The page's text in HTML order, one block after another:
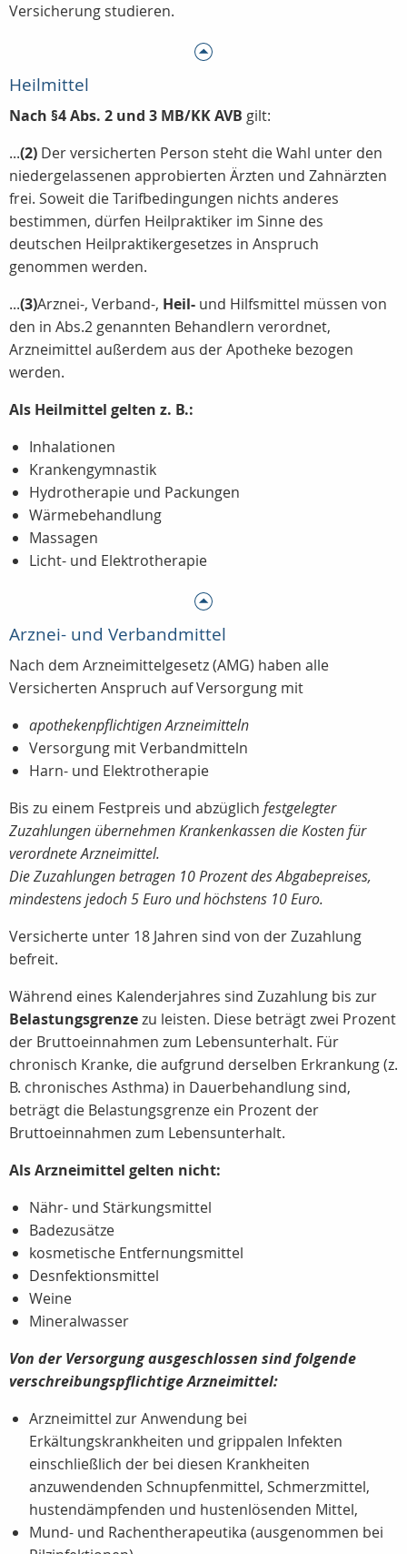
Versicherung studieren.
Heilmittel
Nach §4 Abs. 2 und 3 MB/KK AVB gilt:
...(2) Der versicherten Person steht die Wahl unter den
niedergelassenen approbierten Ärzten und Zahnärzten
frei. Soweit die Tarifbedingungen nichts anderes
bestimmen, dürfen Heilpraktiker im Sinne des
deutschen Heilpraktikergesetzes in Anspruch
genommen werden.
...(3)Arznei-, Verband-, Heil- und Hilfsmittel müssen von
den in Abs.2 genannten Behandlern verordnet,
Arzneimittel außerdem aus der Apotheke bezogen
werden.
Als Heilmittel gelten z. B.:
Inhalationen
Krankengymnastik
Hydrotherapie und Packungen
Wärmebehandlung
Massagen
Licht- und Elektrotherapie
Arznei- und Verbandmittel
Nach dem Arzneimittelgesetz (AMG) haben alle
Versicherten Anspruch auf Versorgung mit
apothekenpflichtigen Arzneimitteln
Versorgung mit Verbandmitteln
Harn- und Elektrotherapie
Bis zu einem Festpreis und abzüglich festgelegter
Zuzahlungen übernehmen Krankenkassen die Kosten für
verordnete Arzneimittel.
Die Zuzahlungen betragen 10 Prozent des Abgabepreises,
mindestens jedoch 5 Euro und höchstens 10 Euro.
Versicherte unter 18 Jahren sind von der Zuzahlung
befreit.
Während eines Kalenderjahres sind Zuzahlung bis zur
Belastungsgrenzezu leisten. Diese beträgt zwei Prozent
der Bruttoeinnahmen zum Lebensunterhalt. Für
chronisch Kranke, die aufgrund derselben Erkrankung (z.
B. chronisches Asthma) in Dauerbehandlung sind,
beträgt die Belastungsgrenze ein Prozent der
Bruttoeinnahmen zum Lebensunterhalt.
Als Arzneimittel gelten nicht:
Nähr- und Stärkungsmittel
Badezusätze
kosmetische Entfernungsmittel
Desnfektionsmittel
Weine
Mineralwasser
Von der Versorgung ausgeschlossen sind folgende
verschreibungspflichtige Arzneimittel:
Arzneimittel zur Anwendung bei
Erkältungskrankheiten und grippalen Infekten
einschließlich der bei diesen Krankheiten
anzuwendenden Schnupfenmittel, Schmerzmittel,
hustendämpfenden und hustenlösenden Mittel,
Mund- und Rachentherapeutika (ausgenommen bei